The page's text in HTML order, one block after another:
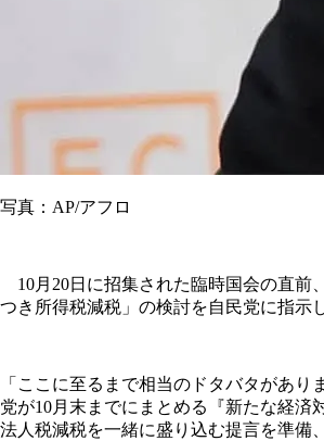
写真：AP/アフロ
10月20日に招集された臨時国会の直前
つき所得税減税」の検討を自民党に指示
「ここに至るまで相当のドタバタがあり
党が10月末までにまとめる『新たな経済
法人税減税を一緒に盛り込む提言を準備